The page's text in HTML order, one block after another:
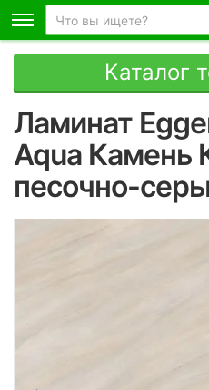
Каталог
Ламинат
Aqua Камень
песочно-